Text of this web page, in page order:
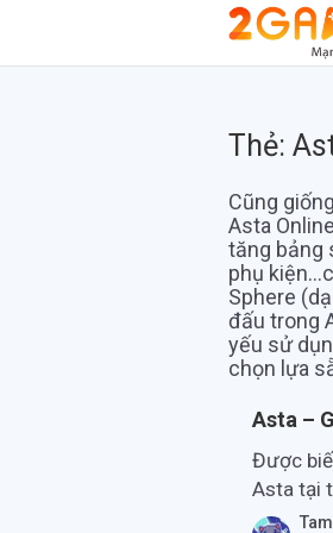
Thẻ:
Cũng
Asta
tăng bảng
phụ
Sphere
đấu trong
yếu sử
chọn lựa
Asta –
Được
Asta tại